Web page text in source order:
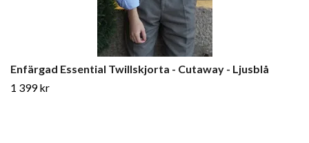
Enfärgad Essential Twillskjorta - Cutaway - Ljusblå
1 399 kr